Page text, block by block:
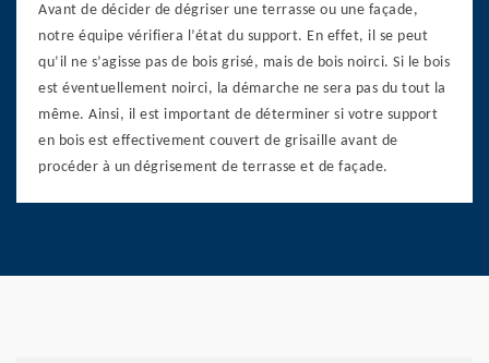
Avant de décider de dégriser une terrasse ou une façade,
notre équipe vérifiera l’état du support. En effet, il se peut
qu’il ne s’agisse pas de bois grisé, mais de bois noirci. Si le bois
est éventuellement noirci, la démarche ne sera pas du tout la
même. Ainsi, il est important de déterminer si votre support
en bois est effectivement couvert de grisaille avant de
procéder à un dégrisement de terrasse et de façade.